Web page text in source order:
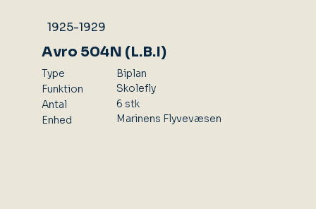
1925-1929
Avro 504N (L.B.I)
Type
Funktion
Antal
Enhed
Biplan
Skolefly
6 stk
Marinens Flyvevæsen